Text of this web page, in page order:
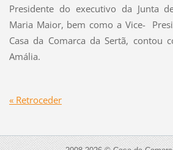
Presidente do executivo da Junta
Maria Maior, bem como a Vice-
Casa da Comarca da Sertã, contou
Amália.
« Retroceder